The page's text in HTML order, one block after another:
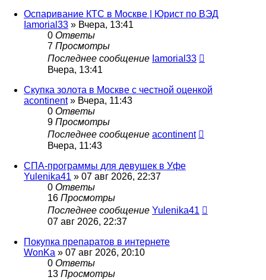
Оспаривание КТС в Москве | Юрист по ВЭД
Iamorial33 » Вчера, 13:41
0 Ответы
7 Просмотры
Последнее сообщение Iamorial33
Вчера, 13:41
Скупка золота в Москве с честной оценкой
acontinent» Вчера, 11:43
0 Ответы
9 Просмотры
Последнее сообщение acontinent
Вчера, 11:43
СПА-программы для девушек в Уфе
Yulenika41 » 07 авг 2026, 22:37
0 Ответы
16 Просмотры
Последнее сообщение Yulenika41
07 авг 2026, 22:37
Покупка препаратов в интернете
WonKa » 07 авг 2026, 20:10
0 Ответы
13 Просмотры